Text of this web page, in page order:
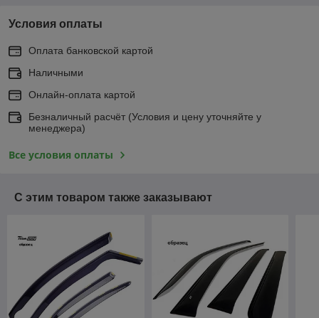
Условия оплаты
Оплата банковской картой
Наличными
Онлайн-оплата картой
Безналичный расчёт (Условия и цену уточняйте у
менеджера)
Все условия оплаты
С этим товаром также заказывают